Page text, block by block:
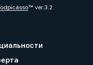
ver. 3.2